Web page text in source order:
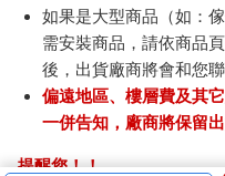
如果是大型商品（如：
需安裝商品，請依商品
後，出貨廠商將會和您
偏遠地區、樓層費及其
一併告知，廠商將保留出
提醒您！！